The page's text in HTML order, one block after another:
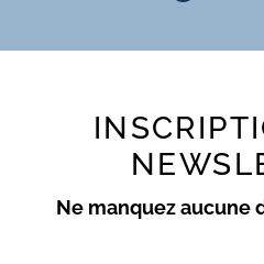
Ne manquez aucune